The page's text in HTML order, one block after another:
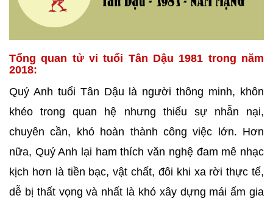
Tổng quan tử vi tuổi Tân Dậu 1981 trong năm
2018:
Quý Anh tuổi Tân Dậu là người thông minh, khôn
khéo trong quan hệ nhưng thiếu sự nhẫn nại,
chuyên cần, khó hoàn thành công việc lớn. Hơn
nữa, Quý Anh lại ham thích văn nghệ đam mê nhạc
kịch hơn là tiền bạc, vật chất, đôi khi xa rời thực tế,
dễ bị thất vọng và nhất là khó xây dựng mái ấm gia